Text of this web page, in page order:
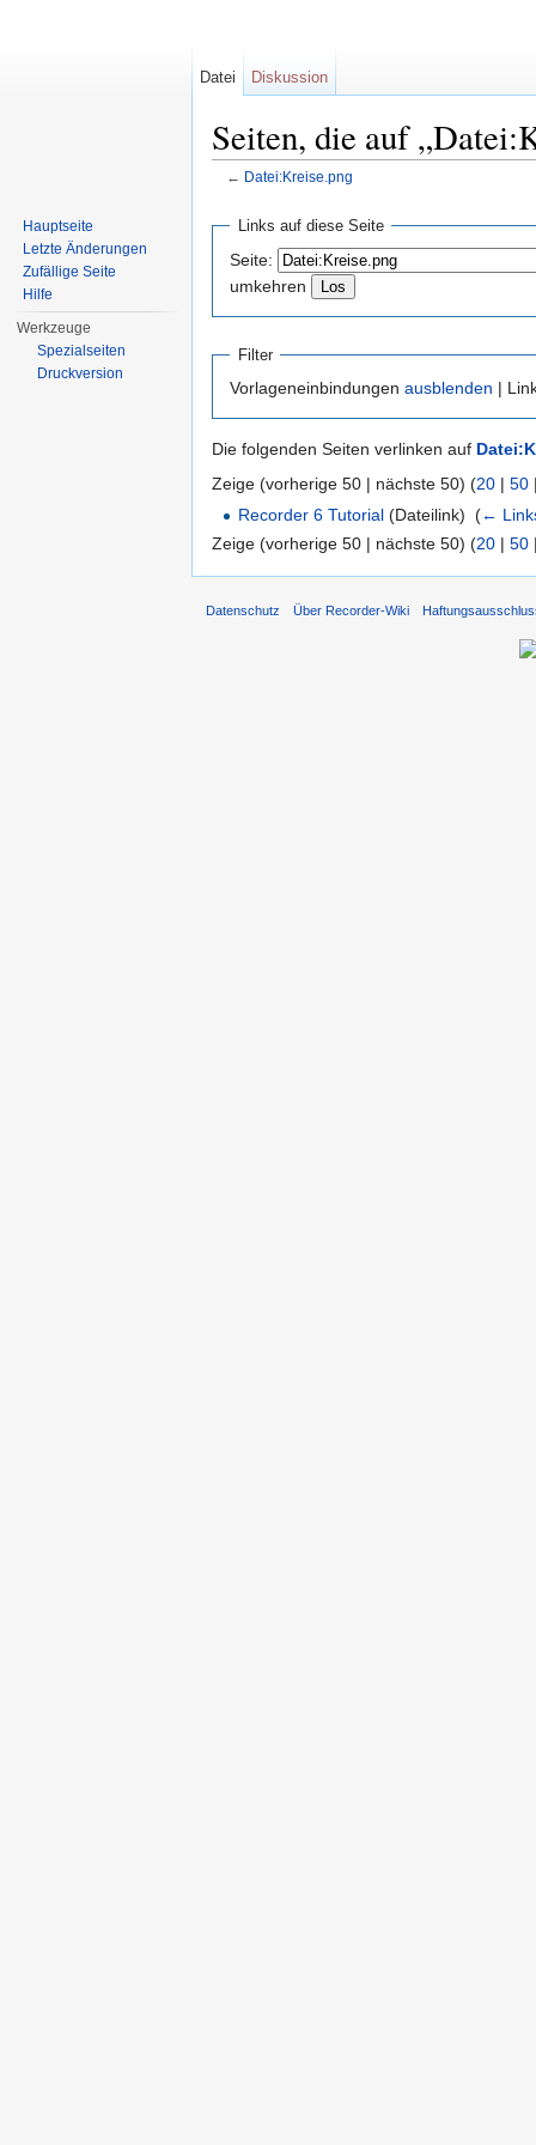
Seiten, die auf
← Datei:Kreise.png
Links auf diese Seite
Seite:
umkehren
Filter
Vorlageneinbindungen ausblenden |
Die folgenden Seiten verlinken auf
Zeige (vorherige 50 | nächste 50) (20 | 50
Recorder 6 Tutorial (Dateilink) ‎ (←
Zeige (vorherige 50 | nächste 50) (20 | 50
Datei Diskussion
Hauptseite
Letzte Änderungen
Zufällige Seite
Hilfe
Werkzeuge
Spezialseiten
Druckversion
Datenschutz Über Recorder-Wiki